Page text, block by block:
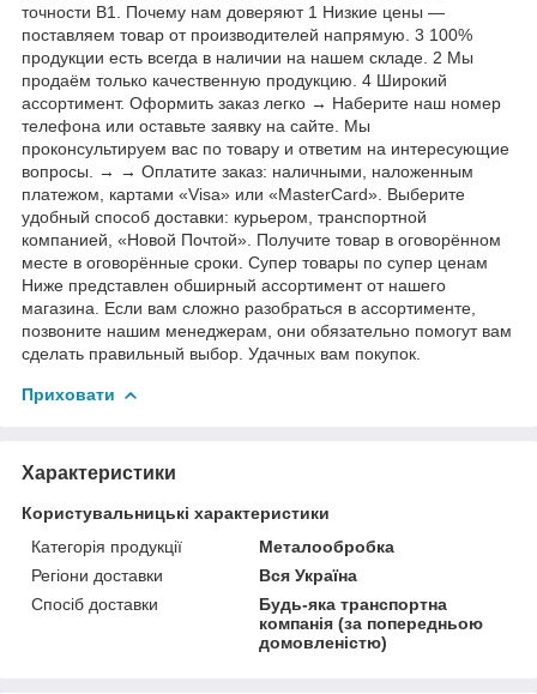
точности В1. Почему нам доверяют 1 Низкие цены —
поставляем товар от производителей напрямую. 3 100%
продукции есть всегда в наличии на нашем складе. 2 Мы
продаём только качественную продукцию. 4 Широкий
ассортимент. Оформить заказ легко → Наберите наш номер
телефона или оставьте заявку на сайте. Мы
проконсультируем вас по товару и ответим на интересующие
вопросы. → → Оплатите заказ: наличными, наложенным
платежом, картами «Visa» или «MasterCard». Выберите
удобный способ доставки: курьером, транспортной
компанией, «Новой Почтой». Получите товар в оговорённом
месте в оговорённые сроки. Супер товары по супер ценам
Ниже представлен обширный ассортимент от нашего
магазина. Если вам сложно разобраться в ассортименте,
позвоните нашим менеджерам, они обязательно помогут вам
сделать правильный выбор. Удачных вам покупок.
Приховати
Характеристики
Користувальницькі характеристики
Категорія продукції
Металообробка
Регіони доставки
Вся Україна
Спосіб доставки
Будь-яка транспортна
компанія (за попередньою
домовленістю)